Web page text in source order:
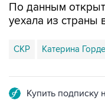
По данным
уехала из страны
СКР Катерина
Купить подписку